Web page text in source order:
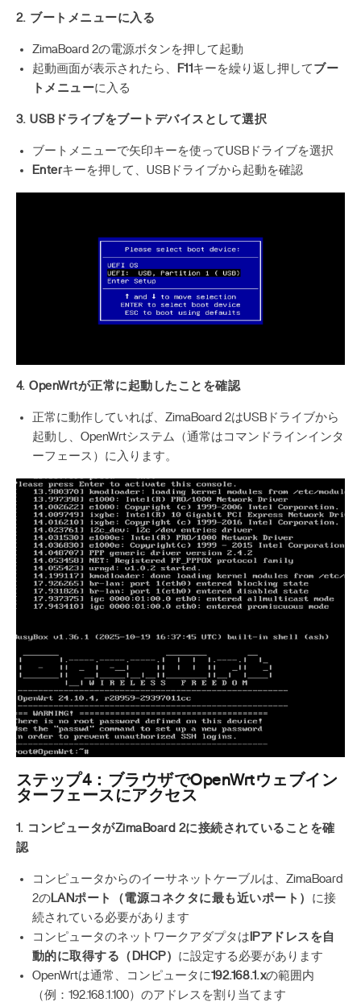
2. ブートメニューに入る
ZimaBoard 2の電源ボタンを押して起動
起動画面が表示されたら、
F11 キーを繰り返し押して ブー
トメニューに入る
3. USBドライブをブートデバイスとして選択
ブートメニューで矢印キーを使ってUSBドライブを選択
Enterキーを押して、USBドライブから起動を確認
4. OpenWrtが正常に起動したことを確認
正常に動作していれば、ZimaBoard 2はUSBドライブから
起動し、OpenWrtシステム（通常はコマンドラインインタ
ーフェース）に入ります。
ステップ4：ブラウザでOpenWrtウェブイン
ターフェースにアクセス
1. コンピュータがZimaBoard 2に接続されていることを確
認
コンピュータからのイーサネットケーブルは、ZimaBoard
2のLANポート（電源コネクタに最も近いポート） に接
続されている必要があります
コンピュータのネットワークアダプタは IPアドレスを自
動的に取得する（DHCP） に設定する必要があります
OpenWrtは通常、コンピュータに192.168.1.xの範囲内
（例：192.168.1.100）のアドレスを割り当てます